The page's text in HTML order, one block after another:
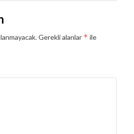
Gerekli alanlar * ile